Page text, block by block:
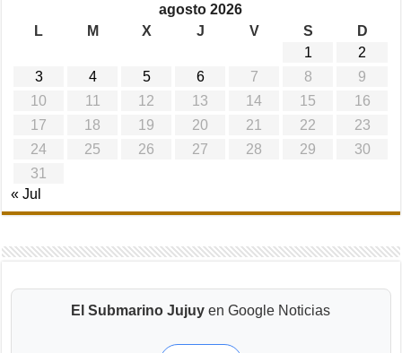
agosto 2026
L
M X J V S
D
1
2
3
4 5 6 7 8
9
10
11 12 13 14 15
16
17
18 19 20 21 22
23
24
25 26 27 28 29
30
31
« Jul
El Submarino Jujuy en Google Noticias